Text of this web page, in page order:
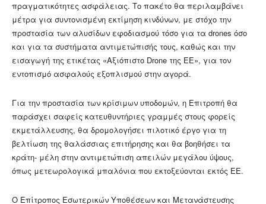
πραγματικότητες ασφάλειας. Το πακέτο θα περιλαμβάνει
μέτρα για συντονισμένη εκτίμηση κινδύνων, με στόχο την
προστασία των αλυσίδων εφοδιασμού τόσο για τα drones όσο
και για τα συστήματα αντιμετώπισής τους, καθώς και την
εισαγωγή της ετικέτας «Αξιόπιστο Drone της ΕΕ», για τον
εντοπισμό ασφαλούς εξοπλισμού στην αγορά.
Για την προστασία των κρίσιμων υποδομών, η Επιτροπή θα
παράσχει σαφείς κατευθυντήριες γραμμές στους φορείς
εκμετάλλευσης, θα δρομολογήσει πιλοτικό έργο για τη
βελτίωση της θαλάσσιας επιτήρησης και θα βοηθήσει τα
κράτη- μέλη στην αντιμετώπιση απειλών μεγάλου ύψους,
όπως μετεωρολογικά μπαλόνια που εκτοξεύονται εκτός ΕΕ.
Ο Επίτροπος Εσωτερικών Υποθέσεων και Μετανάστευσης